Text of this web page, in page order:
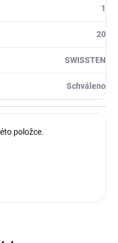
1
20
SWISSTEN
Schváleno
položce.